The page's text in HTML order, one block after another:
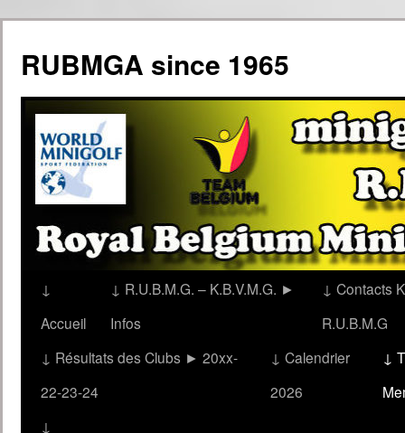
contenu
RUBMGA since 1965
↓
Accueil
↓ R.U.B.M.G. – K.B.V.M.G. ►
Infos
↓ Contacts
R.U.B.M.G
↓ Résultats des Clubs ► 20xx-
22-23-24
↓ Calendrier
2026
↓
↓